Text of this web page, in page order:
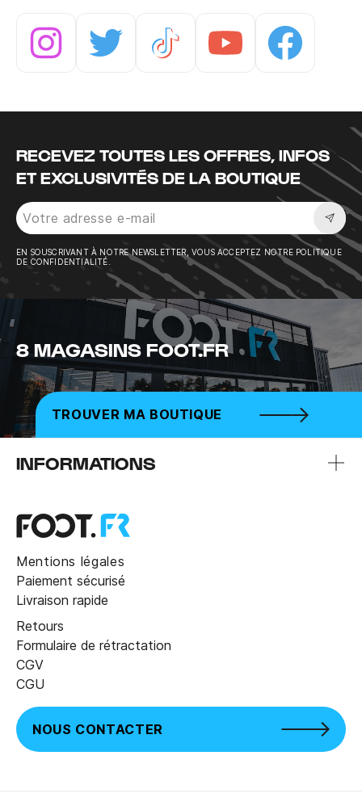
RECEVEZ TOUTES LES OFFRES, INFOS
ET EXCLUSIVITÉS DE LA BOUTIQUE
EN SOUSCRIVANT À NOTRE NEWSLETTER, VOUS ACCEPTEZ NOTRE POLITIQUE
DE CONFIDENTIALITÉ.
8 MAGASINS FOOT.FR
TROUVER MA BOUTIQUE
INFORMATIONS
Mentions légales
Paiement sécurisé
Livraison rapide
Retours
Formulaire de rétractation
CGV
CGU
NOUS CONTACTER